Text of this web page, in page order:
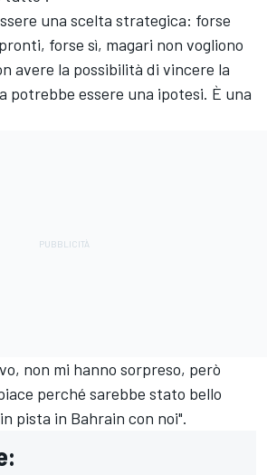
una scelta strategica: forse
forse sì, magari non vogliono
avere la possibilità di vincere la
potrebbe essere una ipotesi. È una
non mi hanno sorpreso, però
perché sarebbe stato bello
pista in Bahrain con noi".